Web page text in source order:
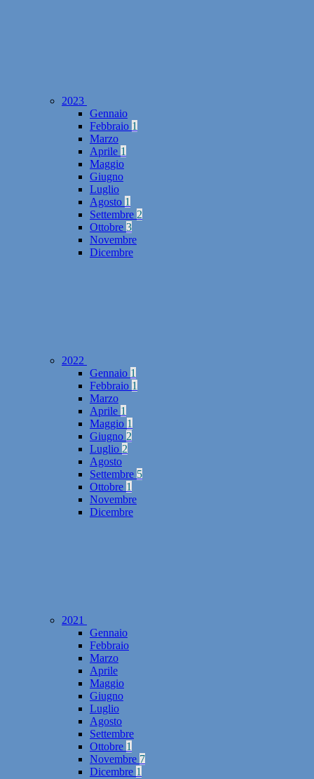
2023
Gennaio
Febbraio 1
Marzo
Aprile 1
Maggio
Giugno
Luglio
Agosto 1
Settembre 2
Ottobre 3
Novembre
Dicembre
2022
Gennaio 1
Febbraio 1
Marzo
Aprile 1
Maggio 1
Giugno 2
Luglio 2
Agosto
Settembre 5
Ottobre 1
Novembre
Dicembre
2021
Gennaio
Febbraio
Marzo
Aprile
Maggio
Giugno
Luglio
Agosto
Settembre
Ottobre 1
Novembre 7
Dicembre 1